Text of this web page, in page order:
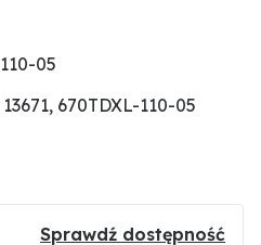
05
670TDXL-110-05
Sprawdź dostępność